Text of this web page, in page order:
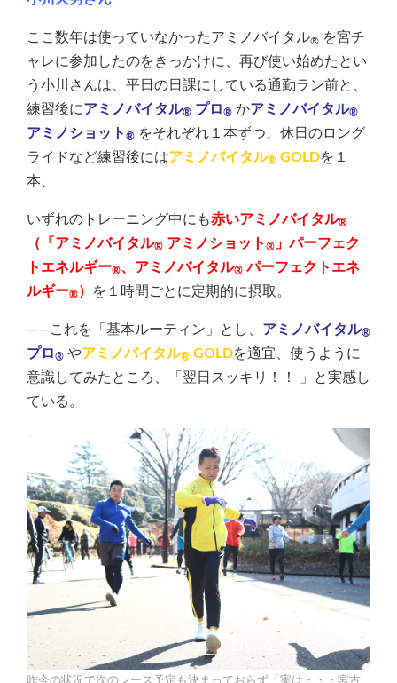
ここ数年は使っていなかったアミノバイタル® を宮チ
ャレに参加したのをきっかけに、再び使い始めたとい
う小川さんは、平日の日課にしている通勤ラン前と、
練習後にアミノバイタル® プロ® かアミノバイタル®
アミノショット ® をそれぞれ１本ずつ、休日のロング
ライドなど練習後にはアミノバイタル® GOLDを１
本、
いずれのトレーニング中にも赤いアミノバイタル®
（ 「アミノバイタル® アミノショット ® 」パーフェク
トエネルギー®、 アミノバイタル® パーフェクトエネ
ルギー®） を１時間ごとに定期的に摂取。
――これを「基本ルーティン」とし、 アミノバイタル®
プロ® やアミノバイタル® GOLDを適宜、使うように
意識してみたところ、「翌日スッキリ！！ 」と実感し
ている。